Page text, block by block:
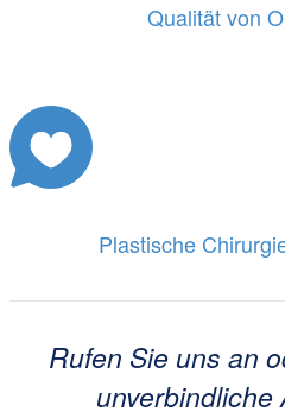
Qualität von
Plastische
Rufen Sie uns an
unverbindliche